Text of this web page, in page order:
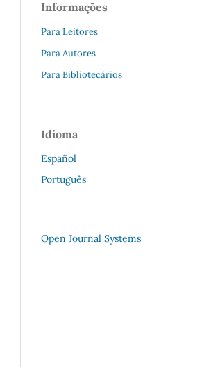
Informações
Para Leitores
Para Autores
Para Bibliotecários
Idioma
Español
Português
Open Journal Systems